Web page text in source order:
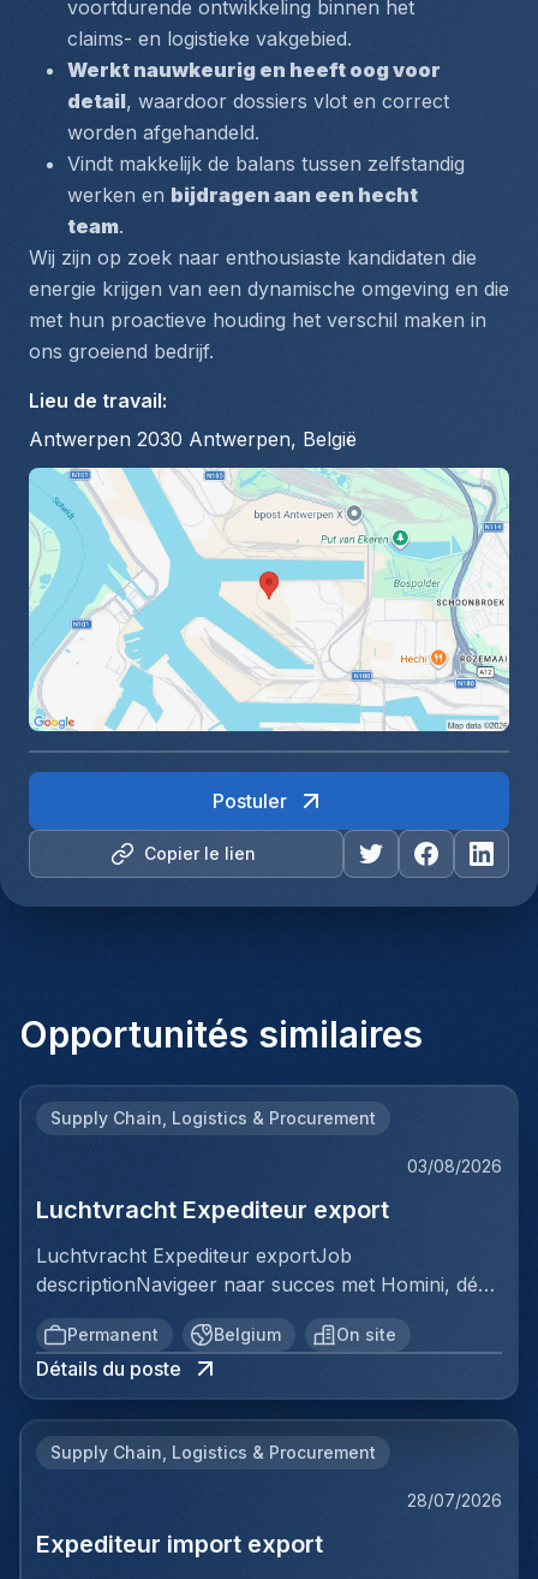
voortdurende ontwikkeling binnen het
claims- en logistieke vakgebied.
Werkt nauwkeurig en heeft oog voor
detail, waardoor dossiers vlot en correct
worden afgehandeld.
Vindt makkelijk de balans tussen zelfstandig
werken en bijdragen aan een hecht
team.
Wij zijn op zoek naar enthousiaste kandidaten die
energie krijgen van een dynamische omgeving en die
met hun proactieve houding het verschil maken in
ons groeiend bedrijf.
Lieu de travail:
Antwerpen 2030 Antwerpen, België
Copier le lien
Postuler
Opportunités similaires
Supply Chain, Logistics & Procurement
03/08/2026
Luchtvracht Expediteur export
Luchtvracht Expediteur exportJob
descriptionNavigeer naar succes met Homini, dé
brug tussen talent en uitmuntende opportuniteiten
binnen de arbeidsmarkt. Als voorloper in
wervingsdiensten, matchen we toptalent met
topbedrijven in diverse sectoren. Met onze
relaties en succesvolle plaatsingen. Bij Homini staat
keer op keer.Voor ons team logistiek & distributie
zoeken we: Luchtvracht Expediteur export Jouw
Permanent Belgium On site
Détails du poste
Supply Chain, Logistics & Procurement
28/07/2026
Expediteur import export